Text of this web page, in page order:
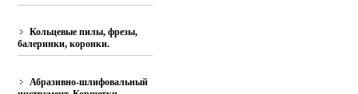
Кольцевые пилы, фрезы,
балеринки, коронки.
Абразивно-шлифовальный